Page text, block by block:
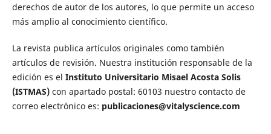
derechos de autor de los autores, lo que permite un acceso
más amplio al conocimiento científico.
La revista publica artículos originales como también
artículos de revisión. Nuestra institución responsable de la
edición es el Instituto Universitario Misael Acosta Solis
(ISTMAS)con apartado postal: 60103 nuestro contacto de
correo electrónico es: publicaciones@vitalyscience.com